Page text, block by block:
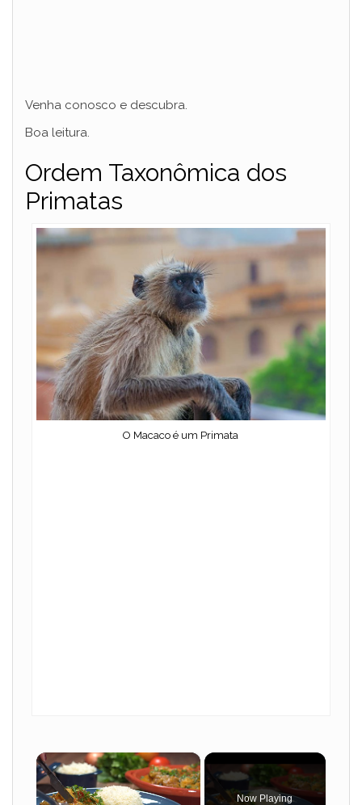
Venha conosco e descubra.
Boa leitura.
Ordem Taxonômica dos
Primatas
O Macaco é um Primata
×
Now Playing